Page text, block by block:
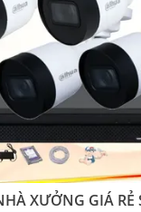
XƯỞNG GIÁ RẺ